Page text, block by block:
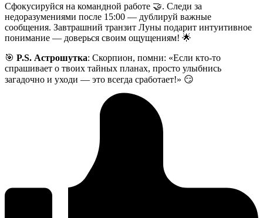
Сфокусируйся на командной работе 🤝. Следи за
недоразумениями после 15:00 — дублируй важные
сообщения. Завтрашний транзит Луны подарит интуитивное
понимание — доверься своим ощущениям! 🌟
🎯 P.S. Астрошутка: Скорпион, помни: «Если кто-то
спрашивает о твоих тайных планах, просто улыбнись
загадочно и уходи — это всегда сработает!» 😏